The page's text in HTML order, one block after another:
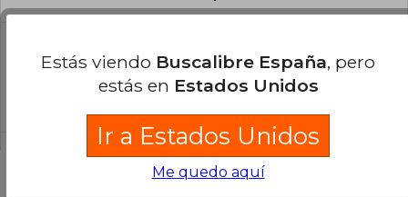
¿Cuál es la encuadernación de este libro?
La encuadernación de esta edición es Tapa
Estás viendo Buscalibre España, pero
estás en Estados Unidos
Ir a Estados Unidos
Me quedo aquí